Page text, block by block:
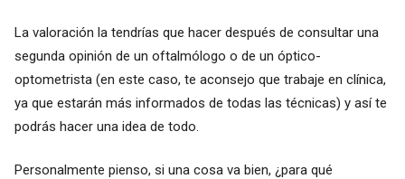
La valoración la tendrías que hacer después de consultar una
segunda opinión de un oftalmólogo o de un óptico-
optometrista (en este caso, te aconsejo que trabaje en clínica,
ya que estarán más informados de todas las técnicas) y así te
podrás hacer una idea de todo.
Personalmente pienso, si una cosa va bien, ¿para qué